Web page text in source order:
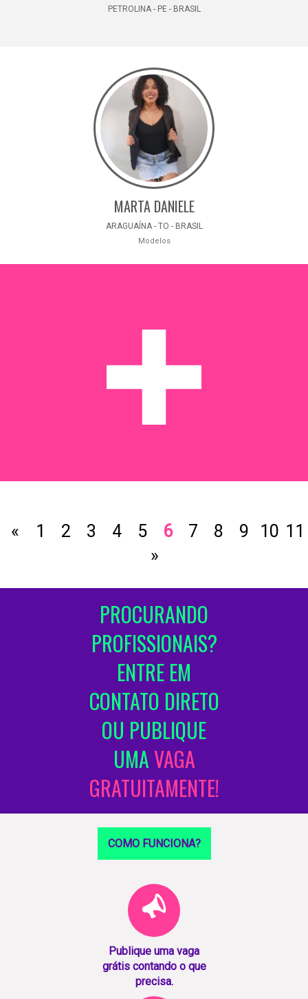
PETROLINA - PE - BRASIL
MARTA DANIELE
ARAGUAÍNA - TO - BRASIL
Modelos
« 1 2 3 4 5 6 7 8 9 10 11
»
PROCURANDO
PROFISSIONAIS?
ENTRE EM
CONTATO DIRETO
OU PUBLIQUE
UMAVAGA
GRATUITAMENTE!
COMO FUNCIONA?
Publique uma vaga
grátis contando o que
precisa.